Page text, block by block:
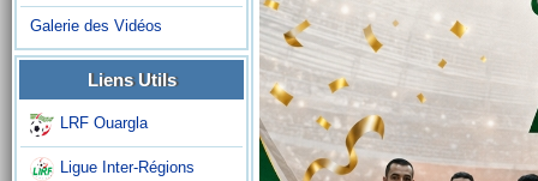
Galerie des Vidéos
Liens Utils
LRF Ouargla
Ligue Inter-Régions